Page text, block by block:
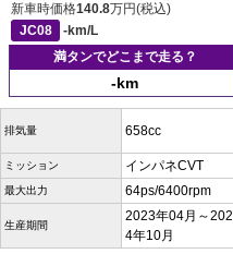
新車時価格140.8万円(税込)
JC08
-km/L
満タンでどこまで走る？
-km
排気量 658cc
ミッション インパネCVT
最大出力 64ps/6400rpm
生産期間
2023年04月～202
4年10月